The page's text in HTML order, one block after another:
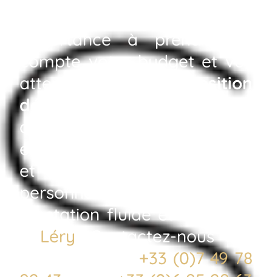
importance à prendre en
compte votre budget et vos
attentes.
Proposition
détaillée en 24h
disponibilité par WhatsApp
en moins de un temps record
et accompagnement
personnalisé assurent une
prestation fluide et agréable
Léry . Contactez-nous dès
+33 (0)7 49 78